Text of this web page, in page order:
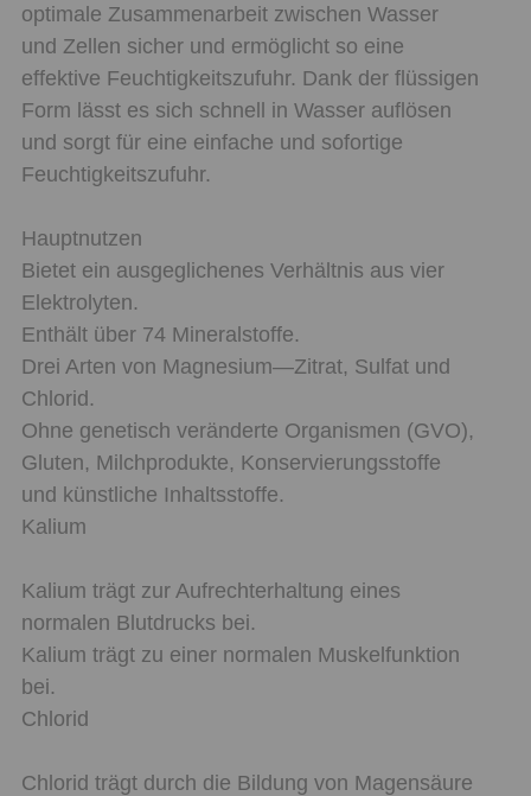
optimale Zusammenarbeit zwischen Wasser
und Zellen sicher und ermöglicht so eine
effektive Feuchtigkeitszufuhr. Dank der flüssigen
Form lässt es sich schnell in Wasser auflösen
und sorgt für eine einfache und sofortige
Feuchtigkeitszufuhr.
Hauptnutzen
Bietet ein ausgeglichenes Verhältnis aus vier
Elektrolyten.
Enthält über 74 Mineralstoffe.
Drei Arten von Magnesium—Zitrat, Sulfat und
Chlorid.
Ohne genetisch veränderte Organismen (GVO),
Gluten, Milchprodukte, Konservierungsstoffe
und künstliche Inhaltsstoffe.
Kalium
Kalium trägt zur Aufrechterhaltung eines
normalen Blutdrucks bei.
Kalium trägt zu einer normalen Muskelfunktion
bei.
Chlorid
Chlorid trägt durch die Bildung von Magensäure